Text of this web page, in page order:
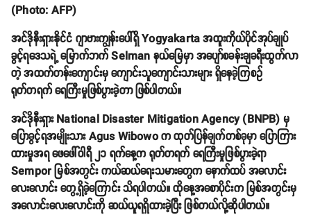
(Photo: AFP)
အင်ဒိုနီးရှားနိုင်ငံ ဂျာဗားကျွန်းပေါ်ရှိ Yogyakarta အထူးကိုယ်ပိုင်အုပ်ချုပ်
ခွင့်ရဒေသရဲ့ မြောက်ဘက် Selman နယ်မြေမှာ အပျော်စခန်းချခရီးထွက်လာ
တဲ့ အထက်တန်းကျောင်းမှ ကျောင်းသူကျောင်းသားများ ရှိနေခဲ့ကြစဥ်
ရုတ်တရက် ရေကြီးမှုဖြစ်ပွားခဲ့တာ ဖြစ်ပါတယ်။
အင်ဒိုနီးရှား National Disaster Mitigation Agency (BNPB) မှ
ပြောခွင့်ရအမျိုးသား Agus Wibowo က ထုတ်ပြန်ချက်တစ်ခုမှာ ပြောကြား
ထားမှုအရ ဖေဖေါ်ဝါရီ ၂၁ ရက်နေ့က ရုတ်တရက် ရေကြီးမှုဖြစ်ပွားခဲ့ရာ
Sempor မြစ်အတွင်း ကယ်ဆယ်ရေးသမားတွေက နောက်ထပ် အလောင်း
လေးလောင်း တွေ့ရှိခဲ့ကြောင်း သိရပါတယ်။ ထိုနေ့အစောပိုင်းက မြစ်အတွင်းမှ
အလောင်းလေးလောင်းကို ဆယ်ယူရရှိထားခဲ့ပြီး ဖြစ်တယ်လို့ဆိုပါတယ်။